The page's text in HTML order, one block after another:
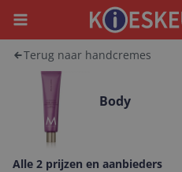
Menu
Terug naar handcremes
Body
Alle 2 prijzen en aanbieders